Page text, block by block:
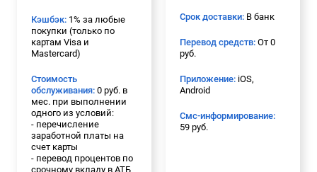
Кэшбэк: 1% за любые
покупки (только по
картам Visa и
Mastercard)
Стоимость
обслуживания: 0 руб. в
мес. при выполнении
одного из условий:
- перечисление
заработной платы на
счет карты
- перевод процентов по
срочному вкладу в АТБ
Срок доставки: В банк
Перевод средств: От 0
руб.
Приложение: iOS,
Android
Смс-информирование:
59 руб.